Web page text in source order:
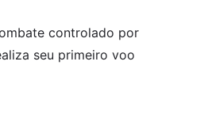
controlado por
seu primeiro voo